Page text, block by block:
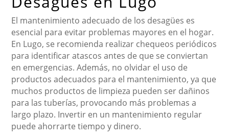
El mantenimiento adecuado de los desagües es
esencial para evitar problemas mayores en el hogar.
En Lugo, se recomienda realizar chequeos periódicos
para identificar atascos antes de que se conviertan
en emergencias. Además, no olvidar el uso de
productos adecuados para el mantenimiento, ya que
muchos productos de limpieza pueden ser dañinos
para las tuberías, provocando más problemas a
largo plazo. Invertir en un mantenimiento regular
puede ahorrarte tiempo y dinero.